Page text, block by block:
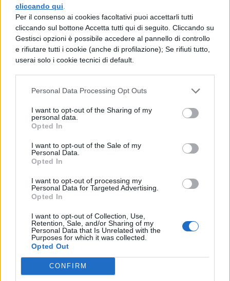
cliccando qui
Per il consenso ai cookies facoltativi puoi accettarli tutti
cliccando sul bottone Accetta tutti qui di seguito. Cliccando su
Gestisci opzioni è possibile accedere al pannello di controllo
e rifiutare tutti i cookie (anche di profilazione); Se rifiuti tutto,
userai solo i cookie tecnici di default.
Personal Data Processing Opt Outs
I want to opt-out of the Sharing of my
personal data.
Opted In
I want to opt-out of the Sale of my
Personal Data.
Opted In
I want to opt-out of processing my
Personal Data for Targeted Advertising.
Opted In
I want to opt-out of Collection, Use,
Retention, Sale, and/or Sharing of my
Personal Data that Is Unrelated with the
Purposes for which it was collected.
Opted Out
CONFIRM
siamo polvere e ombra.
Chi sa se gli dei superni aggiungeranno
alla somma attuale un tempo futuro?
Tutte le cose che avrai dato all'animo
amico
Sfuggiranno alle avide mani
dell'erede.
Quando sarai morto per sempre e Minosse
Avrà fatto un magnifico
giudizio di te,
o Torquato né la stirpe né la facondia
né la pietà ti restituiranno.
Infatti neanche Diana libera
dalle tenebre
Dell'inferno il casto Ippolito,
né Teseo può